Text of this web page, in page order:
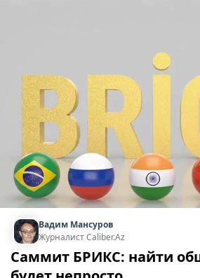
Вадим Мансуров
Журналист Caliber.Az
Саммит БРИКС: найти